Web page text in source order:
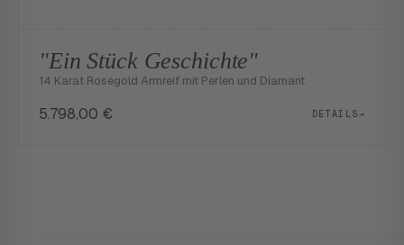
"Ein Stück Geschichte"
14 Karat Roségold Armreif mit Perlen und Diamant
5.798,00 € DETAILS→